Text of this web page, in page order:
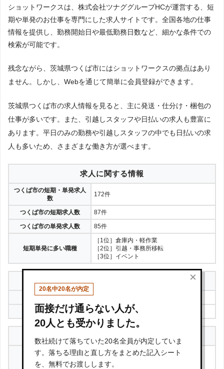
ショットワークスは、株式会社ツナググループHCが運営する、短
期や単発のお仕事を専門にした求人サイトです。全国各地の仕事
情報を提供し、勤務開始日や最低勤務日数など、細かな条件での
検索が可能です。
残念ながら、茨城県つくば市にはショットワークスの拠点はあり
ません。しかし、Webを通じて簡単に会員登録ができます。
茨城県つくば市の求人情報を見ると、主に発送・仕分け・梱包の
仕事が多いです。また、引越しスタッフや日払いの求人も豊富に
あります。平日のみの勤務や引越しスタッフの中でも日払いの求
人も多いため、さまざまな働き方が選べます。
求人に関する情報
つくば市の短期・単発求人
数
172件
つくば市の短期求人数
87件
つくば市の単発求人数
85件
短期単発に多い職種
［1位］倉庫内・軽作業
［2位］引越・事務所移転
［3位］イベント
登録方法
つくば市の拠点
※同都道府県内に拠点はありません。
運営会社に関する情報
運営会社
株式会社ツナググループHC
（求人検索サイト名：
×
20名中20名が内定
面接だけ通らない人が、
20人とも受かりました。
数社続けて落ちていた20名全員が内定していま
す。落ちる理由と直し方をまとめた記入シート
を、無料でお渡しします。